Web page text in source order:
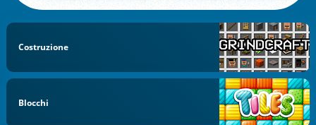
Costruzione
Blocchi